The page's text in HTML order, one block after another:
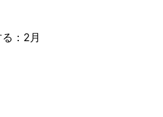
：2月